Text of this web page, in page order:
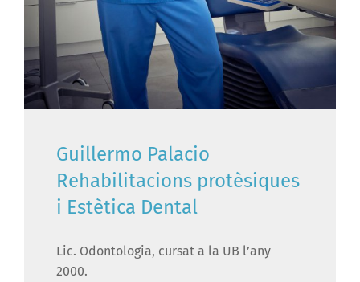
Guillermo Palacio
Rehabilitacions protèsiques
i Estètica Dental
Lic. Odontologia, cursat a la UB l’any
2000.